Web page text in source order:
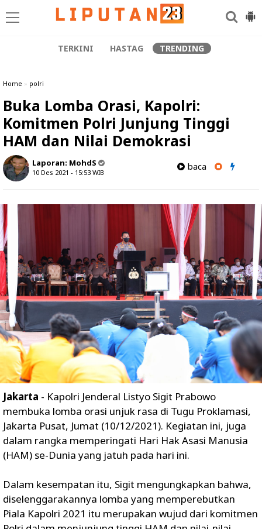
TERKINI HASTAG TRENDING
Home » polri
Buka Lomba Orasi, Kapolri:
Komitmen Polri Junjung Tinggi
HAM dan Nilai Demokrasi
Laporan: MohdS
10 Des 2021 - 15:53 WIB
baca
Jakarta - Kapolri Jenderal Listyo Sigit Prabowo
membuka lomba orasi unjuk rasa di Tugu Proklamasi,
Jakarta Pusat, Jumat (10/12/2021). Kegiatan ini, juga
dalam rangka memperingati Hari Hak Asasi Manusia
(HAM) se-Dunia yang jatuh pada hari ini.
Dalam kesempatan itu, Sigit mengungkapkan bahwa,
diselenggarakannya lomba yang memperebutkan
Piala Kapolri 2021 itu merupakan wujud dari komitmen